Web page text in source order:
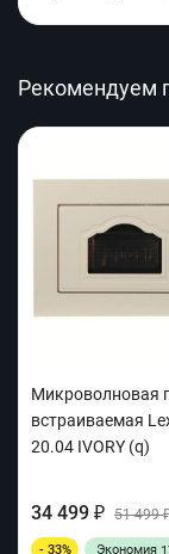
Рекомендуем
Микроволновая
встраиваемая
20.04 IVORY (q)
34 499 ₽ 51 499
- 33% Экономия